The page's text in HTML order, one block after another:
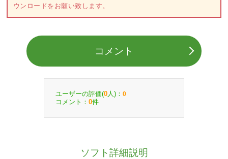
ウンロードをお願い致します。
コメント
ユーザーの評価(0 人)： 0
コメント： 0件
ソフト詳細説明